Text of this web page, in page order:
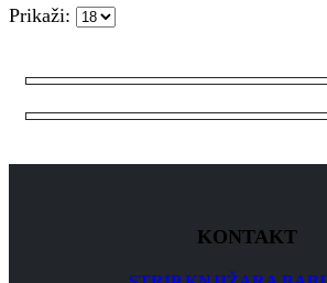
Prikaži:
KONTAKT